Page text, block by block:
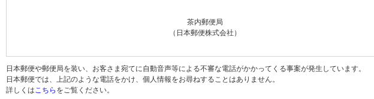
茶内郵便局
（日本郵便株式会社）
日本郵便や郵便局を装い、お客さま宛てに自動音声等による不審な電話がかかってくる事案が発生しています。
日本郵便では、上記のような電話をかけ、個人情報をお尋ねすることはありません。
詳しくは こちらをご覧ください。